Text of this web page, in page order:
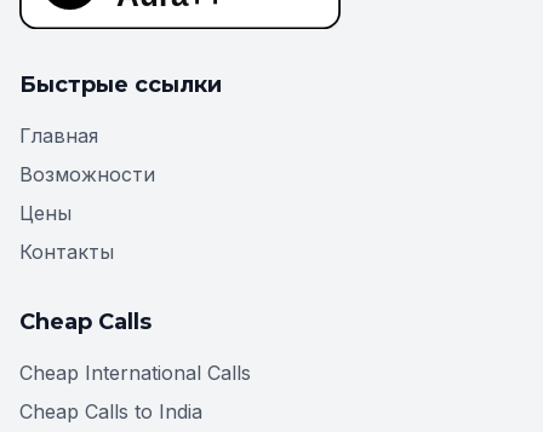
Быстрые ссылки
Главная
Возможности
Цены
Контакты
Cheap Calls
Cheap International Calls
Cheap Calls to India